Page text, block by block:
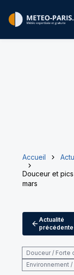
Accueil
Douceur et
mars
Actualité
précédente
Douceur / Forte
Environnement